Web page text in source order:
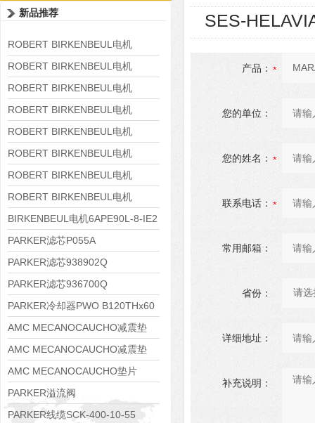
新品推荐
ROBERT BIRKENBEUL电机
8APE225M-4-IE3
ROBERT BIRKENBEUL电机
8APE180L-4 IE3
ROBERT BIRKENBEUL电机
8APE160M-6 IE3
ROBERT BIRKENBEUL电机
8APE160L-4-IE3
ROBERT BIRKENBEUL电机
8APE112M-6K-IE3
ROBERT BIRKENBEUL电机
8APE100L-2 IE3
ROBERT BIRKENBEUL电机
8APE90S-4 IE3
ROBERT BIRKENBEUL电机
8APE80M-2K-IE3
BIRKENBEUL电机6APE90L-8-IE2
PARKER滤芯P055A
PARKER滤芯938902Q
PARKER滤芯936700Q
PARKER冷却器PWO B120THx60
AMC MECANOCAUCHO减震垫
138552
AMC MECANOCAUCHO减震垫
138551
AMC MECANOCAUCHO垫片
608074
PARKER溢流阀
RE06M35W2N1KWXG087
PARKER线缆SCK-400-10-55
SES-
产品：
您的单位：
您的姓名：
联系电话：
常用邮箱：
省份：
详细地址：
补充说明：